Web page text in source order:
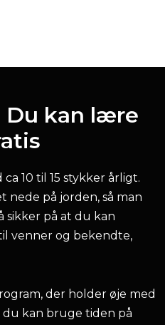
Du kan lære
10 til 15 stykker årligt.
nede på jorden, så man
sikker på at du kan
venner og bekendte,
der holder øje med
du kan bruge tiden på